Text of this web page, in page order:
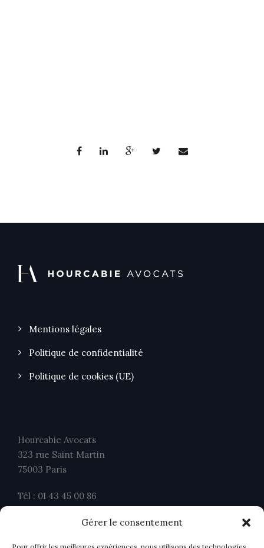
Gérer le consentement
Mentions légales
Politique de confidentialité
Politique de cookies (UE)
Hourcabie Avocats
323 rue Saint Martin
75003 Paris
Tél : 01 43 45 00 86
contact@ahavocats.fr